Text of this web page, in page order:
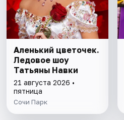
Аленький цветочек.
Ледовое шоу
Татьяны Навки
21 августа 2026 •
пятница
Сочи Парк